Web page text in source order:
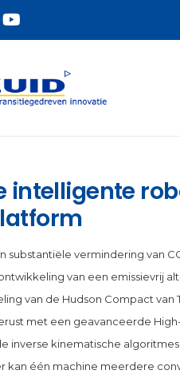
intelligente
vermindering van
van een emissievrij
van de Hudson Compact van
met een geavanceerde
inverse kinematische
kan één machine meerdere